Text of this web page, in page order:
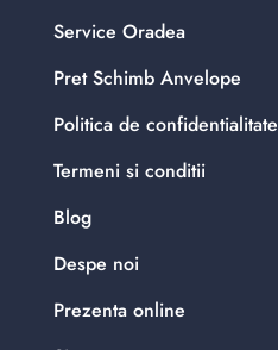
Service Oradea
Pret Schimb Anvelope
Politica de confidentialitate
Termeni si conditii
Blog
Despe noi
Prezenta online